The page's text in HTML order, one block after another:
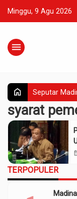
Minggu, 9 Agu 2026
menu
home Seputar
syarat
TERPOPULER